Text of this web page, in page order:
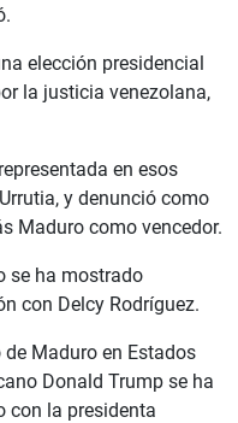
elección presidencial
la justicia venezolana,
en esos
y denunció como
Maduro como vencedor.
se ha mostrado
con Delcy Rodríguez.
Maduro en Estados
Donald Trump se ha
con la presidenta